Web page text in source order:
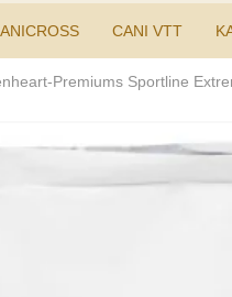
CANI VTT
Premiums Sportline